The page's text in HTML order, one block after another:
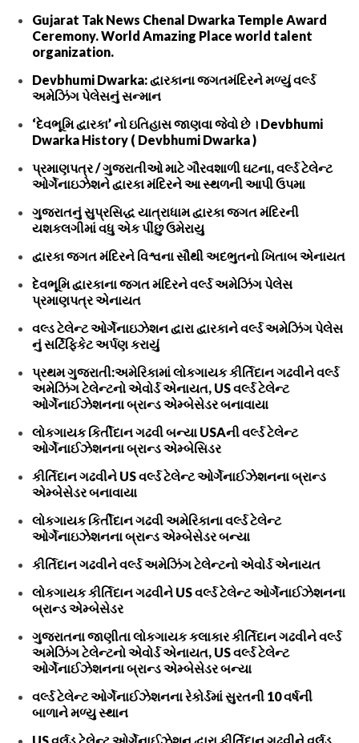
Gujarat Tak News Chenal Dwarka Temple Award
Ceremony. World Amazing Place world talent
organization.
Devbhumi Dwarka: દ્વારકાના જગતમંદિરને મળ્યું વર્લ્ડ
અમેઝિંગ પેલેસનું સન્માન
‘દેવભૂમિ દ્વારકા’ નો ઇતિહાસ જાણવા જેવો છે । Devbhumi
Dwarka History ( Devbhumi Dwarka )
પ્રમાણપત્ર / ગુજરાતીઓ માટે ગૌરવશાળી ઘટના, વર્લ્ડ ટેલેન્ટ
ઓર્ગેનાઇઝેશને દ્વારકા મંદિરને આ સ્થળની આપી ઉપમા
ગુજરાતનું સુપ્રસિદ્ધ યાત્રાધામ દ્વારકા જગત મંદિરની
યશકલગીમાં વધુ એક પીંછુ ઉમેરાયુ
દ્વારકા જગત મંદિરને વિશ્વના સૌથી અદભુતનો ખિતાબ એનાયત
દેવભૂમિ દ્વારકાના જગત મંદિરને વર્લ્ડ અમેઝિંગ પેલેસ
પ્રમાણપત્ર એનાયત
વલ્ડ ટેલેન્ટ ઓર્ગેનાઇઝેશન દ્વારા દ્વારકાને વર્લ્ડ અમેઝિંગ પેલેસ
નું સર્ટિફિકેટ અર્પણ કરાયું
પ્રથમ ગુજરાતી:અમેરિકામાં લોકગાયક કીર્તિદાન ગઢવીને વર્લ્ડ
અમેઝિંગ ટેલેન્ટનો એવોર્ડ એનાયત, US વર્લ્ડ ટેલેન્ટ
ઓર્ગેનાઈઝેશનના બ્રાન્ડ એમ્બેસેડર બનાવાયા
લોકગાયક કિર્તીદાન ગઢવી બન્યા USAની વર્લ્ડ ટેલેન્ટ
ઓર્ગેનાઈઝેશનના બ્રાન્ડ એમ્બેસિડર
કીર્તિદાન ગઢવીને US વર્લ્ડ ટેલેન્ટ ઓર્ગેનાઈઝેશનના બ્રાન્ડ
એમ્બેસેડર બનાવાયા
લોકગાયક કિર્તીદાન ગઢવી અમેરિકાના વર્લ્ડ ટેલેન્ટ
ઓર્ગેનાઇઝેશનના બ્રાન્ડ એમ્બેસેડર બન્યા
કીર્તિદાન ગઢવીને વર્લ્ડ અમેઝિંગ ટેલેન્ટનો એવોર્ડ એનાયત
લોકગાયક કીર્તિદાન ગઢવીને US વર્લ્ડ ટેલેન્ટ ઓર્ગેનાઈઝેશનના
બ્રાન્ડ એમ્બેસેડર
ગુજરાતના જાણીતા લોકગાયક કલાકાર કીર્તિદાન ગઢવીને વર્લ્ડ
અમેઝિંગ ટેલેન્ટનો એવોર્ડ એનાયત, US વર્લ્ડ ટેલેન્ટ
ઓર્ગેનાઈઝેશનના બ્રાન્ડ એમ્બેસેડર બન્યા
વર્લ્ડ ટેલેન્ટ ઓર્ગેનાઈઝેશનના રેકોર્ડમાં સુરતની 10 વર્ષની
બાળાને મળ્યુ સ્થાન